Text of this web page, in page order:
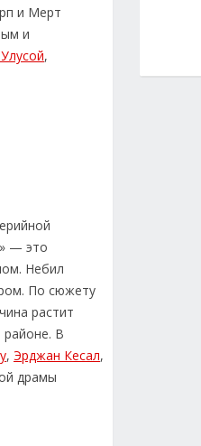
и Мерт
и
,
» — это
Небил
По сюжету
растит
районе. В
, Эрджан Кесал,
драмы